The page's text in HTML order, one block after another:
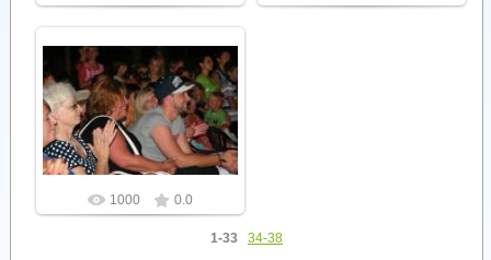
26.07.2012
Admin
1000 0.0
1-33 34-38